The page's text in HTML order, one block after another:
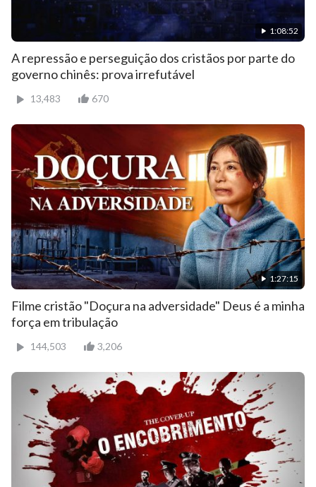
1:08:52
A repressão e perseguição dos cristãos por parte do
governo chinês: prova irrefutável
13,483 670
1:27:15
Filme cristão "Doçura na adversidade" Deus é a minha
força em tribulação
144,503 3,206